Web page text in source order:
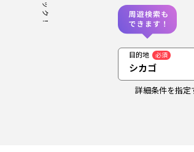
目的地 必須
シカゴ
詳細条件を指定